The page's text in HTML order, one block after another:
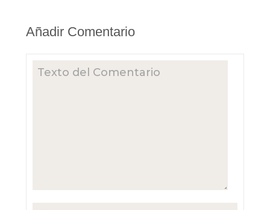
Añadir Comentario